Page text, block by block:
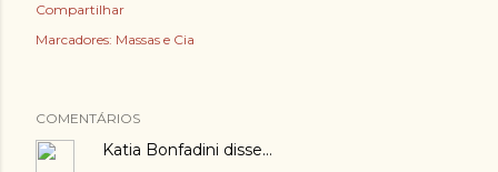
Compartilhar
Marcadores: Massas e Cia
COMENTÁRIOS
Katia Bonfadini disse…